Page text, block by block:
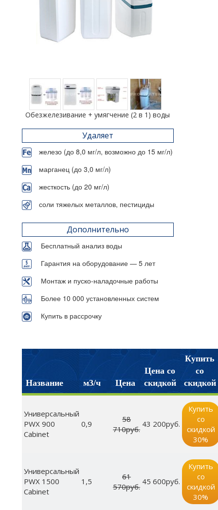
Обезжелезивание + умягчение (2 в 1) воды
Удаляет
железо (до 8,0 мг/л, возможно до 15 мг/л)
марганец (до 3,0 мг/л)
жесткость (до 20 мг/л)
соли тяжелых металлов, пестициды
Дополнительно
Бесплатный анализ воды
Гарантия на оборудование — 5 лет
Монтаж и пуско-наладочные работы
Более 10 000 установленных систем
Купить в рассрочку
Название м3/ч Цена
Цена со
скидкой
Купить
со
скидкой
Универсальный
PWX 900
Cabinet
0,9
58
710руб.
43 200руб.
Купить
со
скидкой
30%
Универсальный
PWX 1500
Cabinet
1,5
61
570руб.
45 600руб.
Купить
со
скидкой
30%